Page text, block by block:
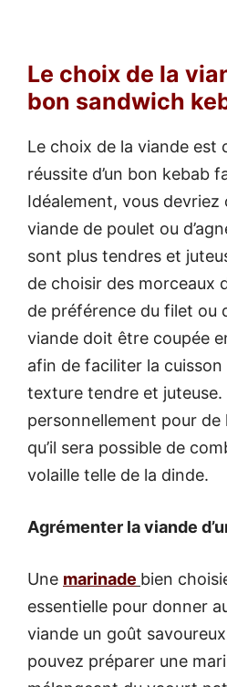
Le choix de la
bon sandwich
Le choix de la viande est
réussite d’un bon kebab
Idéalement, vous devriez
viande de poulet ou
sont plus tendres et
de choisir des morceaux
de préférence du filet ou
viande doit être coupée
afin de faciliter la cuisson
texture tendre et juteuse.
personnellement pour de
qu’il sera possible de
volaille telle de la dinde.
Agrémenter la viande
Une marinade bien
essentielle pour donner
viande un goût
pouvez préparer une